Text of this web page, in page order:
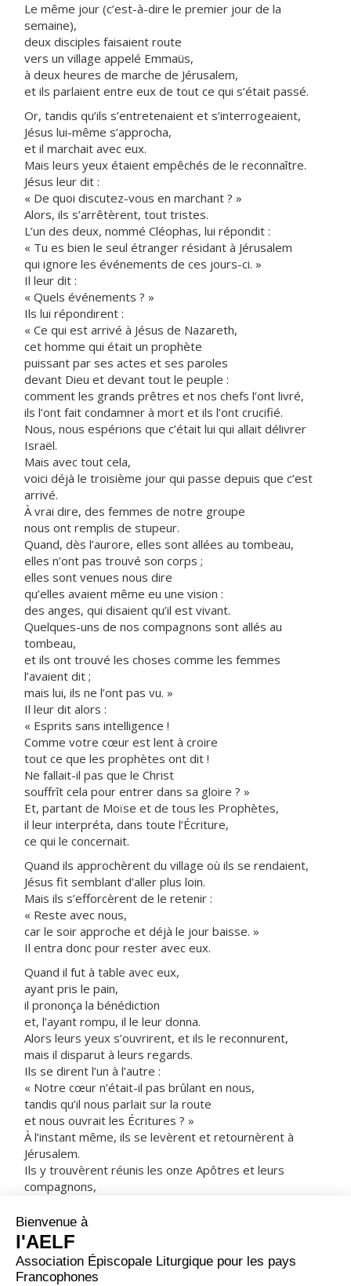
Le même jour (c’est-à-dire le premier jour de la
semaine),
deux disciples faisaient route
vers un village appelé Emmaüs,
à deux heures de marche de Jérusalem,
et ils parlaient entre eux de tout ce qui s’était passé.
Or, tandis qu’ils s’entretenaient et s’interrogeaient,
Jésus lui-même s’approcha,
et il marchait avec eux.
Mais leurs yeux étaient empêchés de le reconnaître.
Jésus leur dit :
« De quoi discutez-vous en marchant ? »
Alors, ils s’arrêtèrent, tout tristes.
L’un des deux, nommé Cléophas, lui répondit :
« Tu es bien le seul étranger résidant à Jérusalem
qui ignore les événements de ces jours-ci. »
Il leur dit :
« Quels événements ? »
Ils lui répondirent :
« Ce qui est arrivé à Jésus de Nazareth,
cet homme qui était un prophète
puissant par ses actes et ses paroles
devant Dieu et devant tout le peuple :
comment les grands prêtres et nos chefs l’ont livré,
ils l’ont fait condamner à mort et ils l’ont crucifié.
Nous, nous espérions que c’était lui qui allait délivrer
Israël.
Mais avec tout cela,
voici déjà le troisième jour qui passe depuis que c’est
arrivé.
À vrai dire, des femmes de notre groupe
nous ont remplis de stupeur.
Quand, dès l’aurore, elles sont allées au tombeau,
elles n’ont pas trouvé son corps ;
elles sont venues nous dire
qu’elles avaient même eu une vision :
des anges, qui disaient qu’il est vivant.
Quelques-uns de nos compagnons sont allés au
tombeau,
et ils ont trouvé les choses comme les femmes
l’avaient dit ;
mais lui, ils ne l’ont pas vu. »
Il leur dit alors :
« Esprits sans intelligence !
Comme votre cœur est lent à croire
tout ce que les prophètes ont dit !
Ne fallait-il pas que le Christ
souffrît cela pour entrer dans sa gloire ? »
Et, partant de Moïse et de tous les Prophètes,
il leur interpréta, dans toute l’Écriture,
ce qui le concernait.
Quand ils approchèrent du village où ils se rendaient,
Jésus fit semblant d’aller plus loin.
Mais ils s’efforcèrent de le retenir :
« Reste avec nous,
car le soir approche et déjà le jour baisse. »
Il entra donc pour rester avec eux.
Quand il fut à table avec eux,
ayant pris le pain,
il prononça la bénédiction
et, l’ayant rompu, il le leur donna.
Alors leurs yeux s’ouvrirent, et ils le reconnurent,
mais il disparut à leurs regards.
Ils se dirent l’un à l’autre :
« Notre cœur n’était-il pas brûlant en nous,
tandis qu’il nous parlait sur la route
et nous ouvrait les Écritures ? »
À l’instant même, ils se levèrent et retournèrent à
Jérusalem.
Ils y trouvèrent réunis les onze Apôtres et leurs
compagnons,
« Le Seigneur est réellement ressuscité :
il est apparu à Simon-Pierre. »
À leur tour, ils racontaient ce qui s’était passé sur la
route,